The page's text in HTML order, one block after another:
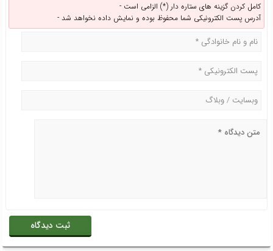
کامل کردن گزینه های ستاره دار (*) الزامی است -
آدرس پست الکترونیکی شما محفوظ بوده و نمایش داده نخواهد شد -